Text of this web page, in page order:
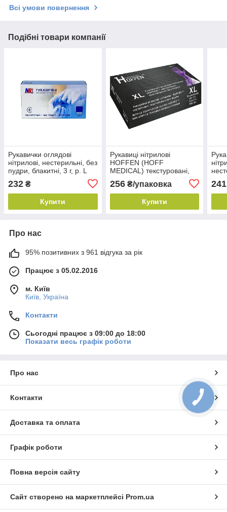
Всі умови повернення
Подібні товари компанії
Рукавички оглядові
нітрилові, нестерильні, без
пудри, блакитні, 3 г, р. L
232 ₴
Купити
Рукавиці нітрилові
HOFFEN (HOFF
MEDICAL) текстуровані,
(100 шт./уп.) р. XL
256₴/упаковка
Купити
шт.)
241
Про нас
95% позитивних з 961 відгука за рік
Працює з 05.02.2016
м. Київ
Київ, Україна
Контакти
Сьогодні працює з 09:00 до 18:00
Показати весь графік роботи
Про нас
Контакти
Доставка та оплата
Графік роботи
Повна версія сайту
Сайт створено на маркетплейсі Prom.ua
КНОПКА
ЗВ'ЯЗКУ